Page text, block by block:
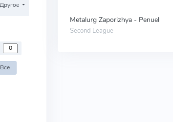
Другое
Все
Metalurg Zaporizhya - Penuel
Second League